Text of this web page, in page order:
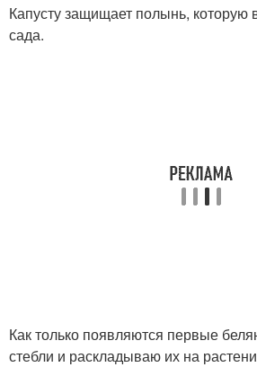
Капусту защищает полынь,
сада.
Как только появляются первые
стебли и раскладываю их на